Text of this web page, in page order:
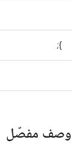
};
وصف مفصّل